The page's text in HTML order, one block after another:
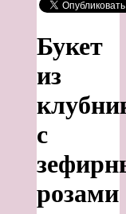
Букет
из
с
розами